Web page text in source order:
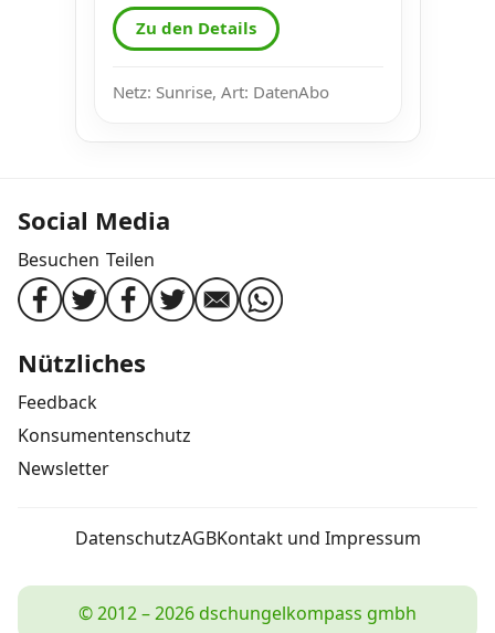
Zu den Details
Netz: Sunrise, Art: DatenAbo
Social Media
Besuchen Teilen
Nützliches
Feedback
Konsumentenschutz
Newsletter
DatenschutzAGBKontakt und Impressum
© 2012 – 2026 dschungelkompass gmbh